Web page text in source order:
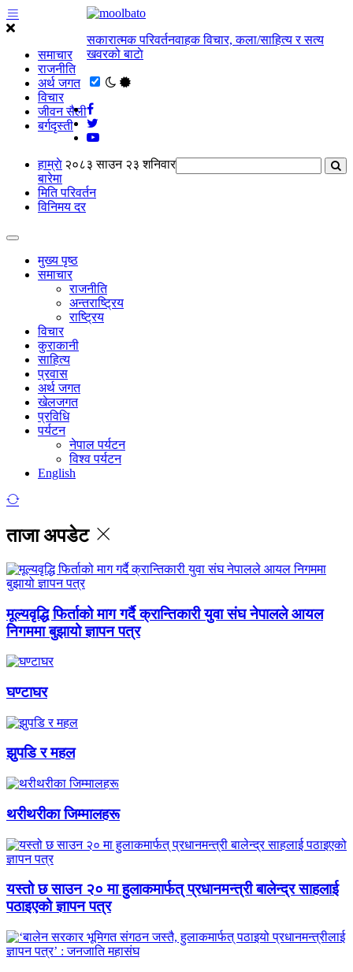
समाचार
राजनीति
अर्थ जगत
विचार
जीवन सैली
बर्गदृस्ती
सकारात्मक परिवर्तनवाहक विचार, कला/साहित्य र सत्य
खवरको बाटाे
२०८३ साउन २३ शनिवार
हाम्राे
बारेमा
मिति परिवर्तन
विनिमय दर
मुख्य पृष्ठ
समाचार
राजनीति
अन्तराष्ट्रिय
राष्ट्रिय
विचार
कुराकानी
साहित्य
प्रवास
अर्थ जगत
खेलजगत
प्रविधि
पर्यटन
नेपाल पर्यटन
विश्व पर्यटन
English
ताजा अपडेट
मूल्यवृद्धि फिर्ताको माग गर्दै क्रान्तिकारी युवा संघ नेपालले आयल
निगममा बुझायो ज्ञापन पत्र
घण्टाघर
झुपडि र महल
थरीथरीका जिम्मालहरू
यस्तो छ साउन २० मा हुलाकमार्फत् प्रधानमन्त्री बालेन्द्र साहलाई
पठाइएको ज्ञापन पत्र